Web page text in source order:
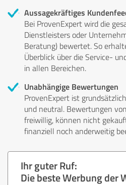
Aussagekräftiges
Bei ProvenExpert wird die
Dienstleisters oder
Beratung) bewertet. So
Überblick über die Service-
in allen Bereichen.
Unabhängige Bewertungen
ProvenExpert ist
und neutral. Bewertungen
freiwillig, können nicht
finanziell noch anderweitig
Ihr guter Ruf:
Die beste Werbung der